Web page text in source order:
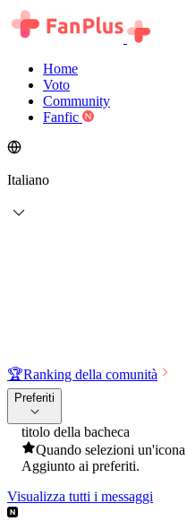
Home
Voto
Community
Fanfic
Italiano
🏆Ranking della comunità
Preferiti
titolo della bacheca
Quando selezioni un'icona
Aggiunto ai preferiti.
Visualizza tutti i messaggi